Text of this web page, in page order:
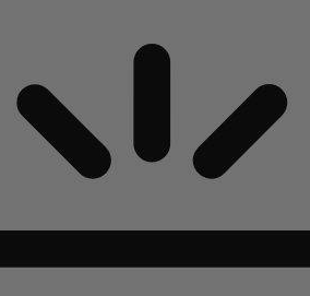
011 ili nam pišite: office@cajkam.rs|